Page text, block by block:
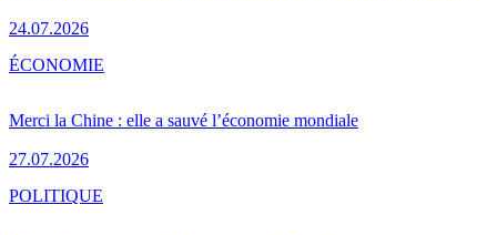
24.07.2026
Merci la Chine : elle a sauvé l’économie mondiale
27.07.2026
ÉCONOMIE
POLITIQUE